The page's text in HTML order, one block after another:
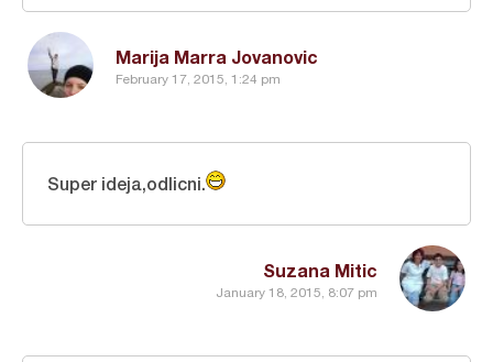
Marija Marra Jovanovic
February 17, 2015, 1:24 pm
Suzana Mitic
January 18, 2015, 8:07 pm
Super ideja,odlicni.